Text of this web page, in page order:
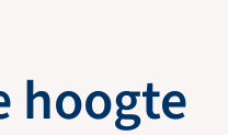
hoogte